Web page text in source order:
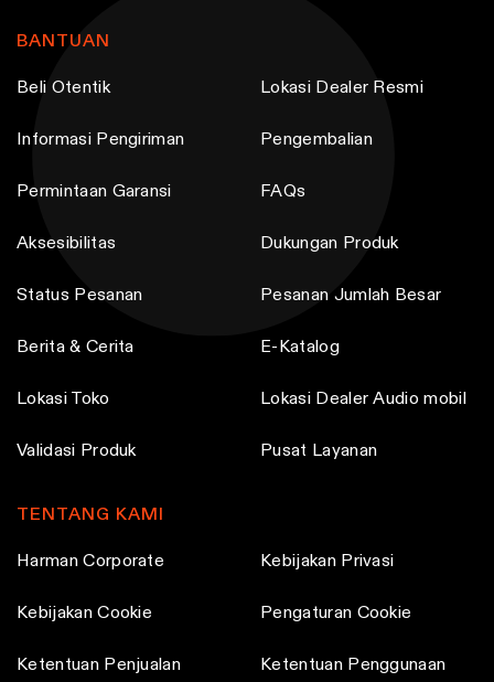
BANTUAN
Beli Otentik Lokasi Dealer Resmi
Informasi Pengiriman Pengembalian
Permintaan Garansi FAQs
Aksesibilitas Dukungan Produk
Status Pesanan Pesanan Jumlah Besar
Berita & Cerita E-Katalog
Lokasi Toko Lokasi Dealer Audio mobil
Validasi Produk Pusat Layanan
TENTANG KAMI
Harman Corporate Kebijakan Privasi
Kebijakan Cookie Pengaturan Cookie
Ketentuan Penjualan Ketentuan Penggunaan